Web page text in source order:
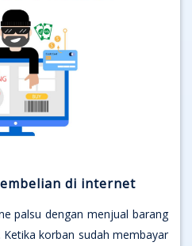
di internet
palsu dengan menjual barang
korban sudah membayar